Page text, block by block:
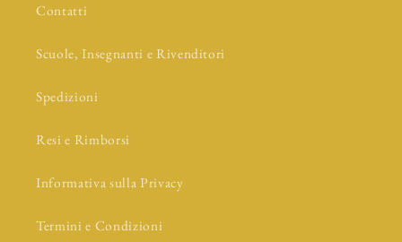
Contatti
Scuole, Insegnanti e Rivenditori
Spedizioni
Resi e Rimborsi
Informativa sulla Privacy
Termini e Condizioni